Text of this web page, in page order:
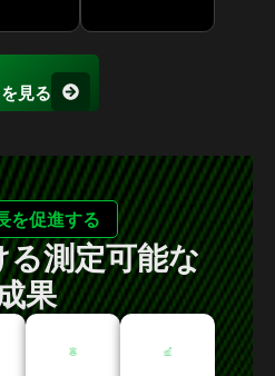
見る
を促進する
測定可能な
果